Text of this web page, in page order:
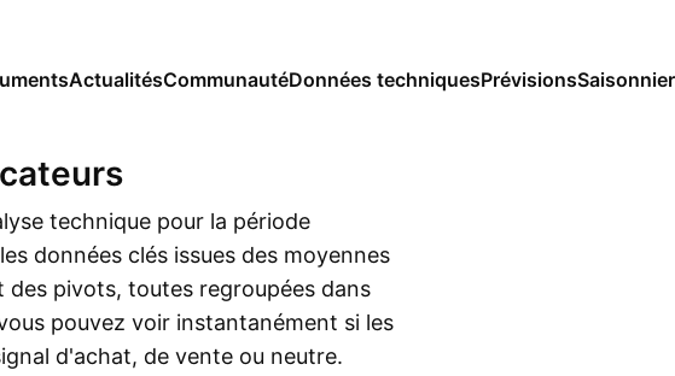
ActualitésCommunautéDonnées techniquesPrévisions
technique pour la période
données clés issues des moyennes
des pivots, toutes regroupées dans
pouvez voir instantanément si les
d'achat, de vente ou neutre.